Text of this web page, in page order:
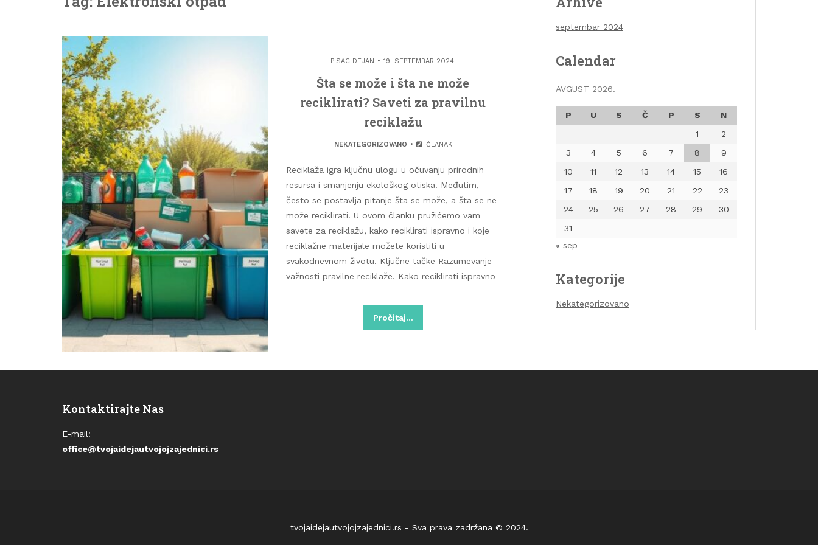
PISAC DEJAN 19. SEPTEMBAR 2024.
Šta se može i šta ne može
reciklirati? Saveti za pravilnu
reciklažu
NEKATEGORIZOVANO ČLANAK
Reciklaža igra ključnu ulogu u očuvanju prirodnih
resursa i smanjenju ekološkog otiska. Međutim,
često se postavlja pitanje šta se može, a šta se ne
može reciklirati. U ovom članku pružićemo vam
savete za reciklažu, kako reciklirati ispravno i koje
reciklažne materijale možete koristiti u
svakodnevnom životu. Ključne tačke Razumevanje
važnosti pravilne reciklaže. Kako reciklirati ispravno
Pročitaj…
septembar 2024
Calendar
AVGUST 2026.
P U S Č P S
N
1
2
3
4 5 6 7 8
9
10
11 12 13 14 15
16
17
18 19 20 21 22
23
24
25 26 27 28 29
30
31
« sep
Kategorije
Nekategorizovano
Kontaktirajte Nas
E-mail:
office@tvojaidejautvojojzajednici.rs
tvojaidejautvojojzajednici.rs - Sva prava zadržana © 2024.